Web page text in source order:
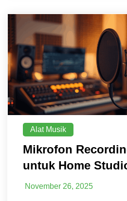
Alat Musik
Mikrofon
untuk Home
November 26, 2025